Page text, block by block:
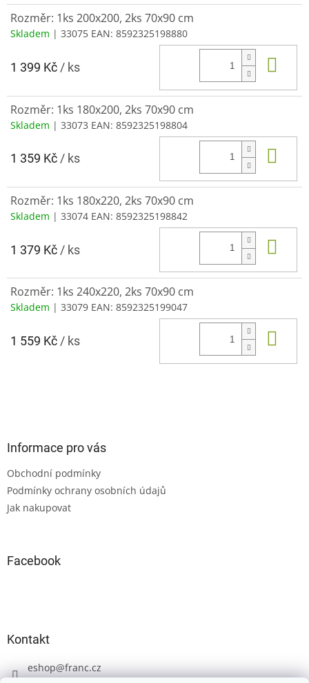
Rozměr: 1ks 200x200, 2ks 70x90 cm
Skladem | 33075 EAN: 8592325198880
1 399 Kč / ks
Rozměr: 1ks 180x200, 2ks 70x90 cm
Skladem | 33073 EAN: 8592325198804
1 359 Kč/ ks
Rozměr: 1ks 180x220, 2ks 70x90 cm
Skladem | 33074 EAN: 8592325198842
1 379 Kč / ks
Rozměr: 1ks 240x220, 2ks 70x90 cm
Skladem | 33079 EAN: 8592325199047
1 559 Kč / ks
Informace pro vás
Obchodní podmínky
Podmínky ochrany osobních údajů
Jak nakupovat
Facebook
Kontakt
eshop@franc.cz